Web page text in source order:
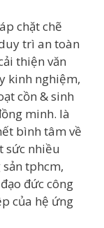
chặt chẽ
trì an toàn
thiện văn
kinh nghiệm,
cồn & sinh
minh. là
bình tâm về
sức nhiều
tphcm,
đức công
của hệ ứng